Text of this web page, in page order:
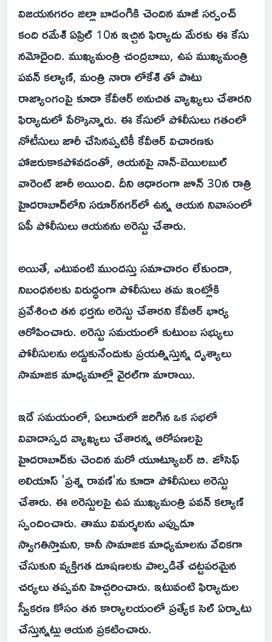
విజయనగరం జిల్లా బాడంగికి చెందిన మాజీ సర్పంచ్
కంది రమేశ్ ఏప్రిల్ 10న ఇచ్చిన ఫిర్యాదు మేరకు ఈ కేసు
నమోదైంది. ముఖ్యమంత్రి చంద్రబాబు, ఉప ముఖ్యమంత్రి
పవన్ కల్యాణ్, మంత్రి నారా లోకేశ్ తో పాటు
రాజ్యాంగంపై కూడా కేవీఆర్ అనుచిత వ్యాఖ్యలు చేశారని
ఫిర్యాదులో పేర్కొన్నారు. ఈ కేసులో పోలీసులు గతంలో
నోటీసులు జారీ చేసినప్పటికీ కేవీఆర్ విచారణకు
హాజరుకాకపోవడంతో, ఆయనపై నాన్-బెయిలబుల్
వారెంట్ జారీ అయింది. దీని ఆధారంగా జూన్ 30న రాత్రి
హైదరాబాద్‌లోని సరూర్‌నగర్‌లో ఉన్న ఆయన నివాసంలో
ఏపీ పోలీసులు ఆయనను అరెస్టు చేశారు.
అయితే, ఎటువంటి ముందస్తు సమాచారం లేకుండా,
నిబంధనలకు విరుద్ధంగా పోలీసులు తమ ఇంట్లోకి
ప్రవేశించి తన భర్తను అరెస్టు చేశారని కేవీఆర్ భార్య
ఆరోపించారు. అరెస్టు సమయంలో కుటుంబ సభ్యులు
పోలీసులను అడ్డుకునేందుకు ప్రయత్నిస్తున్న దృశ్యాలు
సామాజిక మాధ్యమాల్లో వైరల్‌గా మారాయి.
ఇదే సమయంలో, ఏలూరులో జరిగిన ఒక సభలో
వివాదాస్పద వ్యాఖ్యలు చేశారన్న ఆరోపణలపై
హైదరాబాద్‌కు చెందిన మరో యూట్యూబర్ బి. జోసెఫ్
అలియాస్ 'ప్రశ్న రావణ్‌'ను కూడా పోలీసులు అరెస్టు
చేశారు. ఈ అరెస్టులపై ఉప ముఖ్యమంత్రి పవన్ కల్యాణ్
స్పందించారు. తాము విమర్శలను ఎప్పుడూ
స్వాగతిస్తామని, కానీ సామాజిక మాధ్యమాలను వేదికగా
చేసుకుని వ్యక్తిగత దూషణలకు పాల్పడితే చట్టపరమైన
చర్యలు తప్పవని హెచ్చరించారు. ఇటువంటి ఫిర్యాదుల
స్వీకరణ కోసం తన కార్యాలయంలో ప్రత్యేక సెల్ ఏర్పాటు
చేస్తున్నట్లు ఆయన ప్రకటించారు.